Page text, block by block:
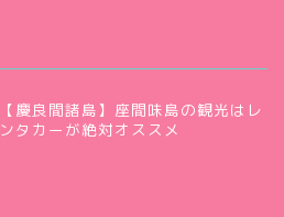
【慶良間諸島】座間味島の観光はレ
ンタカーが絶対オススメ